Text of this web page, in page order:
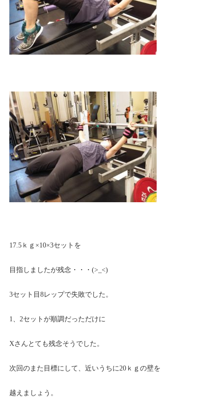
17.5ｋｇ×10×3セットを
目指しましたが残念・・・(>_<)
3セット目8レップで失敗でした。
1、2セットが順調だっただけに
Xさんとても残念そうでした。
次回のまた目標にして、近いうちに20ｋｇの壁を
越えましょう。